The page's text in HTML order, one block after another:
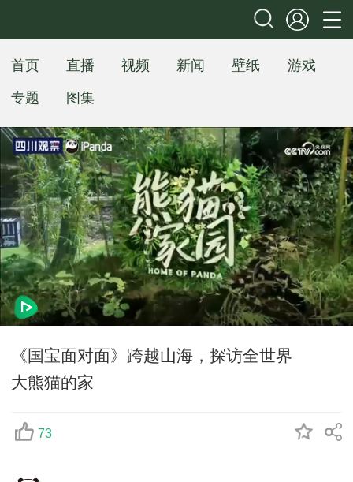
首页 直播 视频 新闻 壁纸
游戏
专题
图集
《国宝面对面》跨越山海，探访全世界
大熊猫的家
73